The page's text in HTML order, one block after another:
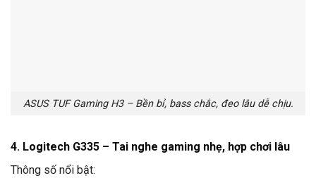
ASUS TUF Gaming H3 – Bền bỉ, bass chắc, đeo lâu dễ chịu.
4. Logitech G335 – Tai nghe gaming nhẹ, hợp chơi lâu
Thông số nổi bật: